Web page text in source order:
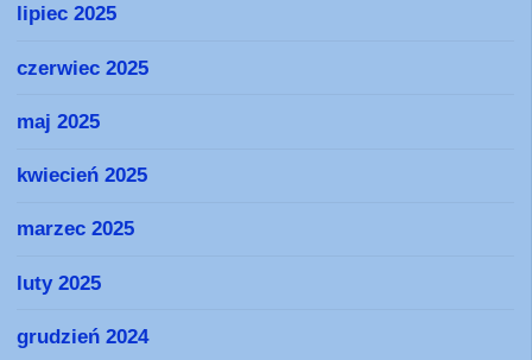
lipiec 2025
czerwiec 2025
maj 2025
kwiecień 2025
marzec 2025
luty 2025
grudzień 2024